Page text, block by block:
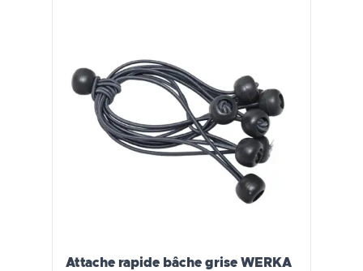
Attache rapide bâche grise WERKA